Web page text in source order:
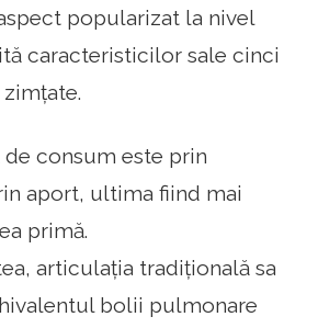
popularizat la nivel
caracteristicilor sale cinci
de consum este prin
aport, ultima fiind mai
primă.
articulația tradițională sa
bolii pulmonare